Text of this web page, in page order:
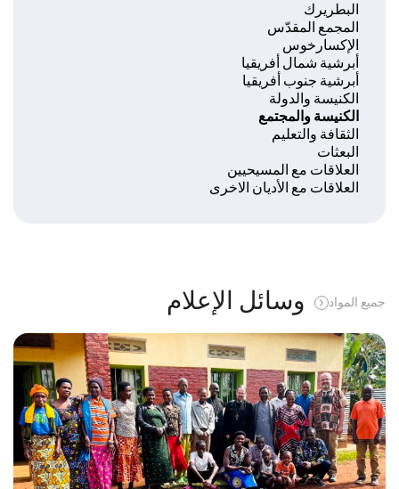
البطريرك
المجمع المقدّس
الإكسارخوس
أبرشية شمال أفريقيا
أبرشية جنوب أفريقيا
الكنيسة والدولة
الكنيسة والمجتمع
الثقافة والتعليم
البعثات
العلاقات مع المسيحيين
العلاقات مع الأديان الاخرى
وسائل الإعلام جميع المواد